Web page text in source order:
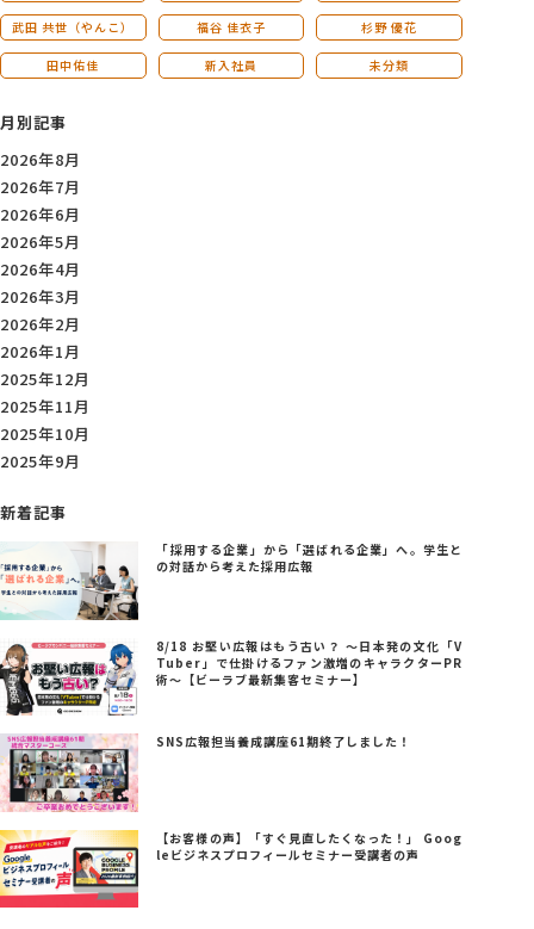
武田 共世（やんこ） 福谷 佳衣子 杉野 優花
田中佑佳 新入社員 未分類
月別記事
2026年8月
2026年7月
2026年6月
2026年5月
2026年4月
2026年3月
2026年2月
2026年1月
2025年12月
2025年11月
2025年10月
2025年9月
新着記事
「採用する企業」から「選ばれる企業」へ。学生と
の対話から考えた採用広報
8/18 お堅い広報はもう古い？ ～日本発の文化「V
Tuber」で仕掛けるファン激増のキャラクターPR
術～【ビーラブ最新集客セミナー】
SNS広報担当養成講座61期終了しました！
【お客様の声】「すぐ見直したくなった！」 Goog
leビジネスプロフィールセミナー受講者の声